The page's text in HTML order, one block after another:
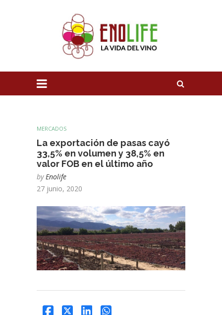
MERCADOS
La exportación de pasas cayó
33,5% en volumen y 38,5% en
valor FOB en el último año
by Enolife
27 junio, 2020